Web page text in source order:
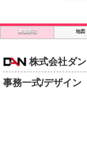
募集要項 地図
株式会社ダン
事務一式/デザイン